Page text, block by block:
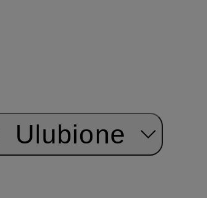
Ulubione